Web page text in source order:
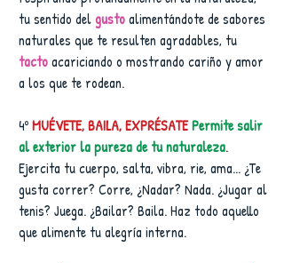
tu sentido del gusto alimentándote de sabores
naturales que te resulten agradables, tu
tacto acariciando o mostrando cariño y amor
a los que te rodean.
4º MUÉVETE, BAILA, EXPRÉSATEPermite salir
al exterior la pureza de tu naturaleza.
Ejercita tu cuerpo, salta, vibra, rie, ama... ¿Te
gusta correr? Corre, ¿Nadar? Nada. ¿Jugar al
tenis? Juega. ¿Bailar? Baila. Haz todo aquello
que alimente tu alegría interna.